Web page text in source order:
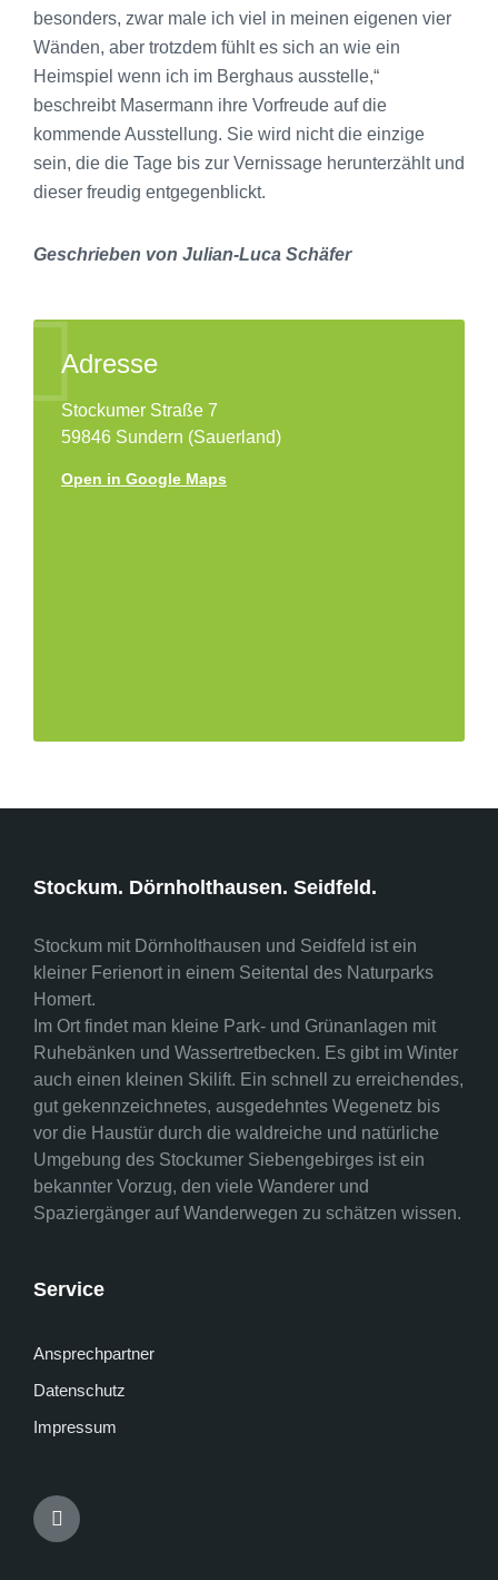
besonders, zwar male ich viel in meinen eigenen vier
Wänden, aber trotzdem fühlt es sich an wie ein
Heimspiel wenn ich im Berghaus ausstelle,“
beschreibt Masermann ihre Vorfreude auf die
kommende Ausstellung. Sie wird nicht die einzige
sein, die die Tage bis zur Vernissage herunterzählt und
dieser freudig entgegenblickt.
Geschrieben von Julian-Luca Schäfer
Adresse
Stockumer Straße 7
59846 Sundern (Sauerland)
Open in Google Maps
Stockum. Dörnholthausen. Seidfeld.
Stockum mit Dörnholthausen und Seidfeld ist ein
kleiner Ferienort in einem Seitental des Naturparks
Homert.
Im Ort findet man kleine Park- und Grünanlagen mit
Ruhebänken und Wassertretbecken. Es gibt im Winter
auch einen kleinen Skilift. Ein schnell zu erreichendes,
gut gekennzeichnetes, ausgedehntes Wegenetz bis
vor die Haustür durch die waldreiche und natürliche
Umgebung des Stockumer Siebengebirges ist ein
bekannter Vorzug, den viele Wanderer und
Spaziergänger auf Wanderwegen zu schätzen wissen.
Service
Ansprechpartner
Datenschutz
Impressum